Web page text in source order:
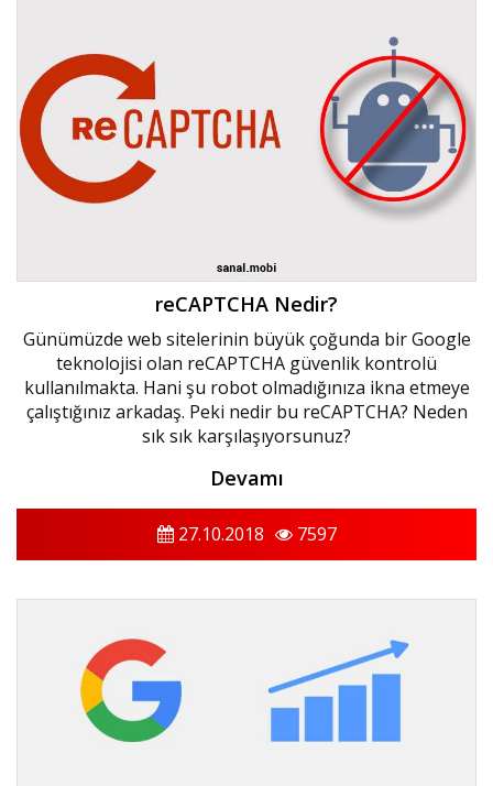
reCAPTCHA Nedir?
Günümüzde web sitelerinin büyük çoğunda bir Google
teknolojisi olan reCAPTCHA güvenlik kontrolü
kullanılmakta. Hani şu robot olmadığınıza ikna etmeye
çalıştığınız arkadaş. Peki nedir bu reCAPTCHA? Neden
sık sık karşılaşıyorsunuz?
Devamı
27.10.2018 7597